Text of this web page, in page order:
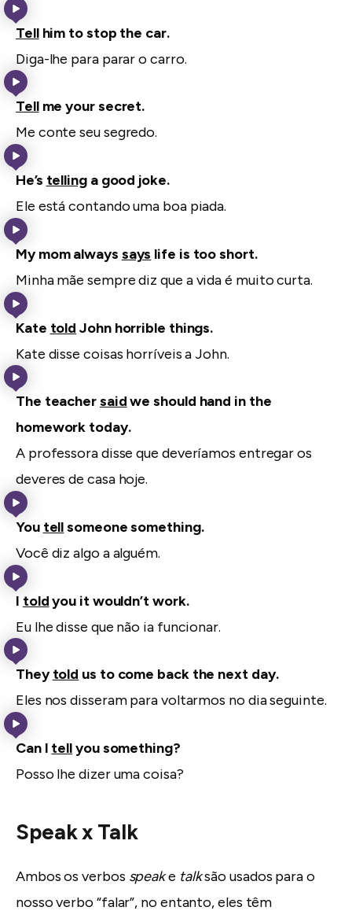
Tellhim to stop the car.
Diga-lhe para parar o carro.
Tellme your secret.
Me conte seu segredo.
He’s tellinga good joke.
Ele está contando uma boa piada.
My mom always says life is too short.
Minha mãe sempre diz que a vida é muito curta.
Kate told John horrible things.
Kate disse coisas horríveis a John.
The teachersaidwe should hand in the
homework today.
A professora disse que deveríamos entregar os
deveres de casa hoje.
You tellsomeone something.
Você diz algo a alguém.
I toldyou it wouldn’t work.
Eu lhe disse que não ia funcionar.
Theytold us to come back the next day.
Eles nos disseram para voltarmos no dia seguinte.
Can I tellyou something?
Posso lhe dizer uma coisa?
Speak x Talk
Ambos os verbos speake talksão usados para o
nosso verbo “falar”, no entanto, eles têm